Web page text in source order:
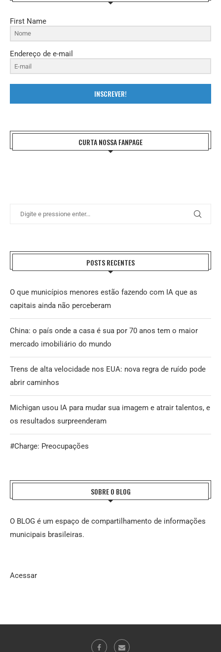
First Name
Endereço de e-mail
INSCREVER!
CURTA NOSSA FANPAGE
POSTS RECENTES
O que municípios menores estão fazendo com IA que as
capitais ainda não perceberam
China: o país onde a casa é sua por 70 anos tem o maior
mercado imobiliário do mundo
Trens de alta velocidade nos EUA: nova regra de ruído pode
abrir caminhos
Michigan usou IA para mudar sua imagem e atrair talentos, e
os resultados surpreenderam
#Charge: Preocupações
SOBRE O BLOG
O BLOG é um espaço de compartilhamento de informações
municipais brasileiras.
Acessar